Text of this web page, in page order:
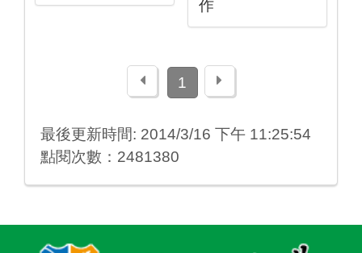
作
上一頁1 下一頁
最後更新時間: 2014/3/16 下午 11:25:54
點閱次數：2481380